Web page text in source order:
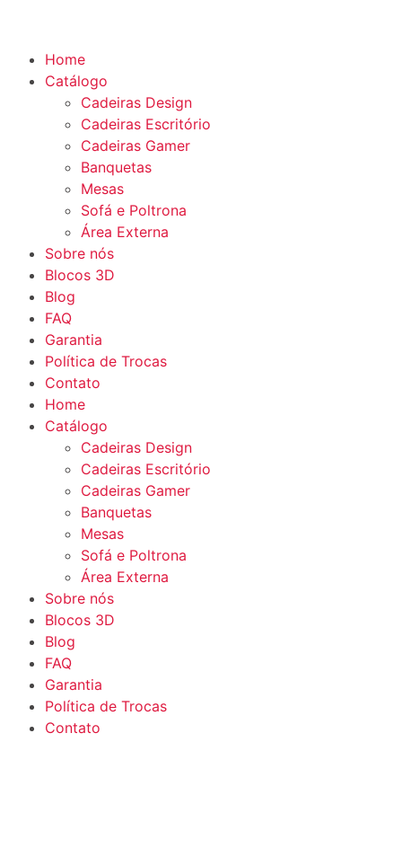
Home
Catálogo
Cadeiras Design
Cadeiras Escritório
Cadeiras Gamer
Banquetas
Mesas
Sofá e Poltrona
Área Externa
Sobre nós
Blocos 3D
Blog
FAQ
Garantia
Política de Trocas
Contato
Home
Catálogo
Cadeiras Design
Cadeiras Escritório
Cadeiras Gamer
Banquetas
Mesas
Sofá e Poltrona
Área Externa
Sobre nós
Blocos 3D
Blog
FAQ
Garantia
Política de Trocas
Contato